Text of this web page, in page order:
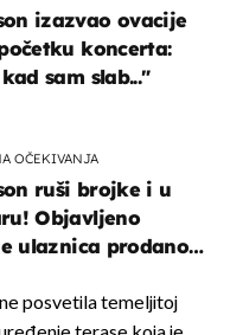
izazvao ovacije
koncerta:
sam slab..."
OČEKIVANJA
ruši brojke i u
Objavljeno
ulaznica prodano
posvetila temeljitoj